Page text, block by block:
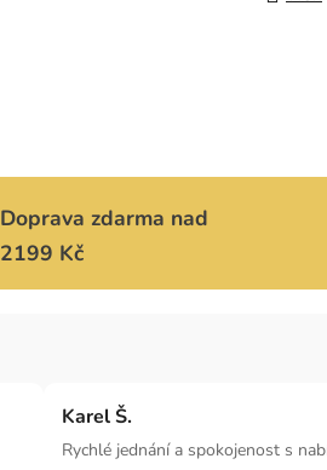
Doprava zdarma nad
2199 Kč
Karel Š.
Rychlé jednání a spokojenost s